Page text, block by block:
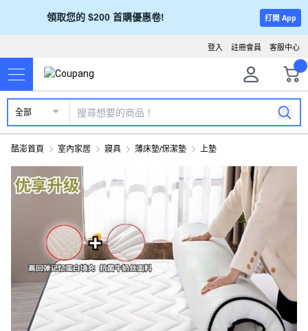
領取您的 $200 首購優惠卷! 打開 App
客服中心
註冊會員
登入
全部
酷澎首頁 室內家居 寢具 薄床墊/保潔墊 上墊